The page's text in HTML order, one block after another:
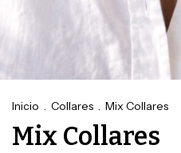
Inicio . Collares . Mix Collares
Mix Collares